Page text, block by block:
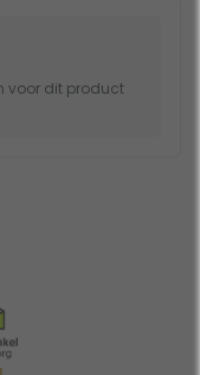
voor dit product